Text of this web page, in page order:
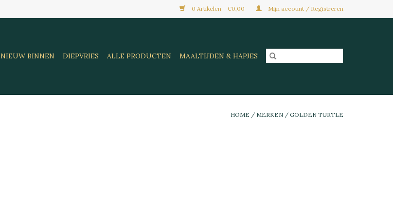
0 Artikelen - €0,00 Mijn account / Registreren
NIEUW BINNEN DIEPVRIES ALLE PRODUCTEN MAALTIJDEN & HAPJES
HOME / MERKEN / GOLDEN TURTLE